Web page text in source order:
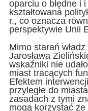
oparciu o błędne i
kształtowana
r., co oznacza
perspektywie Unii
Mimo starań
Jarosława
wskaźniki nie
miast tracących
Efektem
przyległe do
zasadach z tymi
mogą korzystać